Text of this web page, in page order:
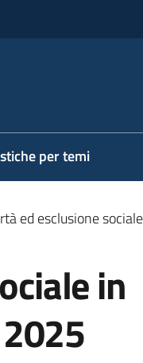
per temi
ed esclusione
in